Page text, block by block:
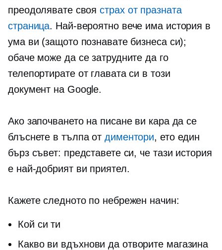
преодолявате своястрах от празната
страница. Най-вероятно вече има история в
ума ви (защото познавате бизнеса си);
обаче може да се затрудните да го
телепортирате от главата си в този
документ на Google.
Ако започването на писане ви кара да се
блъснете в тълпа от диментори, ето един
бърз съвет: представете си, че тази история
е най-добрият ви приятел.
Кажете следното по небрежен начин:
Кой си ти
Какво ви вдъхнови да отворите магазина